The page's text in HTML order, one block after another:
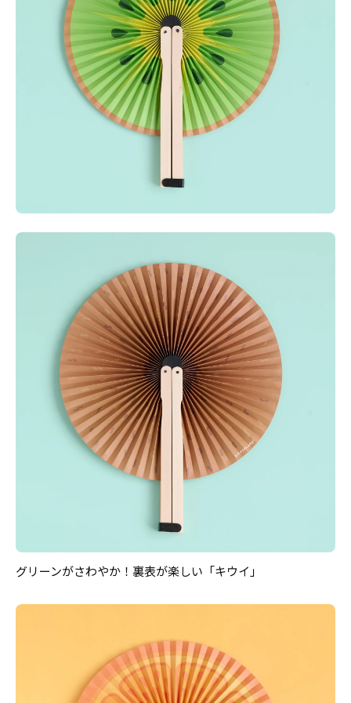
グリーンがさわやか！裏表が楽しい「キウイ」